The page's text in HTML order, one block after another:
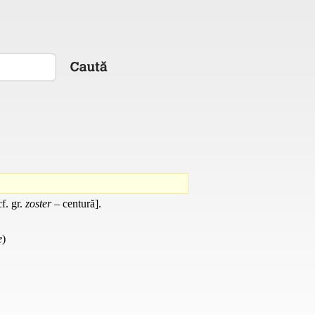
gr. zoster– centură].
)